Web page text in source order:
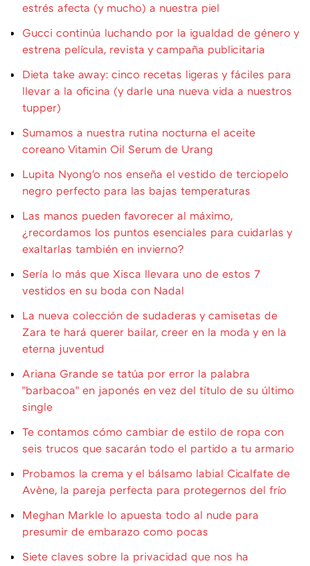
estrés afecta (y mucho) a nuestra piel
Gucci continúa luchando por la igualdad de género y
estrena película, revista y campaña publicitaria
Dieta take away: cinco recetas ligeras y fáciles para
llevar a la oficina (y darle una nueva vida a nuestros
tupper)
Sumamos a nuestra rutina nocturna el aceite
coreano Vitamin Oil Serum de Urang
Lupita Nyong'o nos enseña el vestido de terciopelo
negro perfecto para las bajas temperaturas
Las manos pueden favorecer al máximo,
¿recordamos los puntos esenciales para cuidarlas y
exaltarlas también en invierno?
Sería lo más que Xisca llevara uno de estos 7
vestidos en su boda con Nadal
La nueva colección de sudaderas y camisetas de
Zara te hará querer bailar, creer en la moda y en la
eterna juventud
Ariana Grande se tatúa por error la palabra
"barbacoa" en japonés en vez del título de su último
single
Te contamos cómo cambiar de estilo de ropa con
seis trucos que sacarán todo el partido a tu armario
Probamos la crema y el bálsamo labial Cicalfate de
Avène, la pareja perfecta para protegernos del frío
Meghan Markle lo apuesta todo al nude para
presumir de embarazo como pocas
Siete claves sobre la privacidad que nos ha